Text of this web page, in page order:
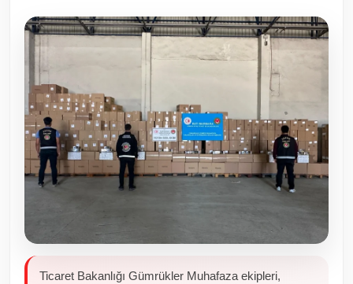
Kamu Kurumları ve Üst Kurullar
Resmi Reklamlar
Ticaret Bakanlığı Gümrükler Muhafaza ekipleri,